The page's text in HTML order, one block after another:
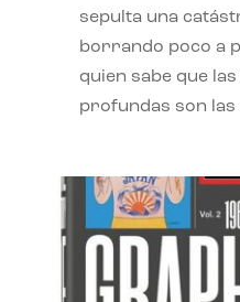
sepulta una
borrando poco a
quien sabe que
profundas son las